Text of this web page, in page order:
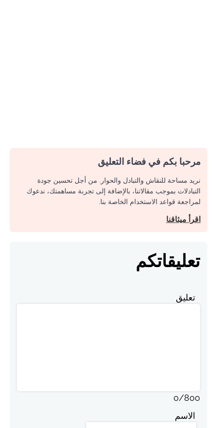
مرحبا بكم في فضاء التعليق
نريد مساحة للنقاش والتبادل والحوار. من أجل تحسين جودة
التبادلات بموجب مقالاتنا، بالإضافة إلى تجربة مساهمتك، ندعوك
لمراجعة قواعد الاستخدام الخاصة بنا.
اقرأ ميثاقنا
تعليقاتكم
تعليق
0/800
الاسم